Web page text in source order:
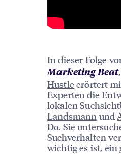
In dieser Folge
Marketing Beat,
Hustle erörtert
Experten die
lokalen
Landsmann und
Do. Sie
Suchverhalten
wichtig es ist, ein